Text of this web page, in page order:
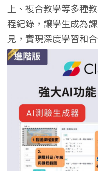
上、複合教學等多種
程紀錄，讓學生成為
見，實現深度學習和